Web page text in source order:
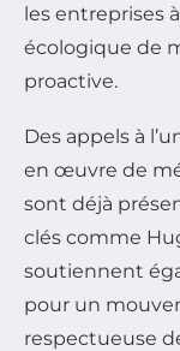
les entreprises
écologique de
proactive.
Des appels à
en œuvre de
sont déjà
clés comme
soutiennent
pour un
respectueuse